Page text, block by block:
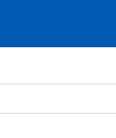
-